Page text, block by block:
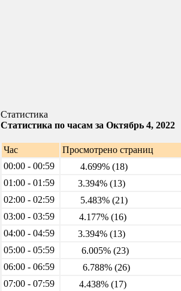
Статистика
Статистика по часам за Октябрь 4, 2022
Час
Просмотрено страниц
00:00 - 00:59
4.699% (18)
01:00 - 01:59
3.394% (13)
02:00 - 02:59
5.483% (21)
03:00 - 03:59
4.177% (16)
04:00 - 04:59
3.394% (13)
05:00 - 05:59
6.005% (23)
06:00 - 06:59
6.788% (26)
07:00 - 07:59
4.438% (17)